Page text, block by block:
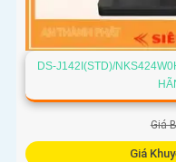
DS-J142I(STD)/
Giá
Giá